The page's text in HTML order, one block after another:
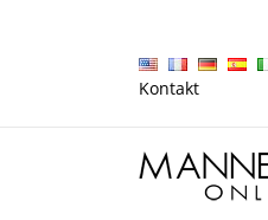
Kontakt